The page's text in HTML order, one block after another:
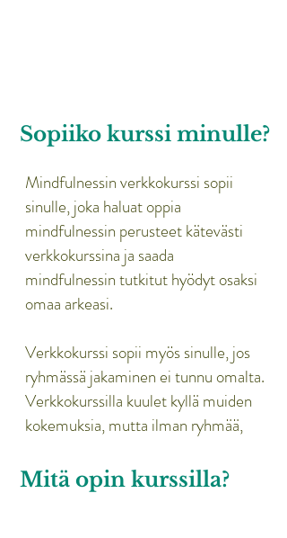
Sopiiko kurssi minulle?
Mindfulnessin verkkokurssi sopii
sinulle, joka haluat oppia
mindfulnessin perusteet kätevästi
verkkokurssina ja saada
mindfulnessin tutkitut hyödyt osaksi
omaa arkeasi.
Verkkokurssi sopii myös sinulle, jos
ryhmässä jakaminen ei tunnu omalta.
Verkkokurssilla kuulet kyllä muiden
kokemuksia, mutta ilman ryhmää,
kokemuksesi.
Mitä opin kurssilla?